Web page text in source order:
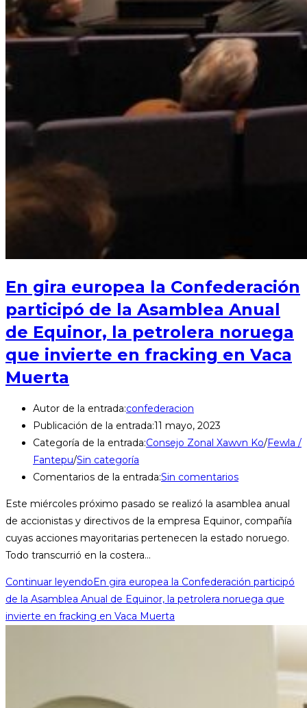
En gira europea la Confederación
participó de la Asamblea Anual
de Equinor, la petrolera noruega
que invierte en fracking en Vaca
Muerta
Autor de la entrada:confederacion
Publicación de la entrada:11 mayo, 2023
Categoría de la entrada:Consejo Zonal Xawvn Ko/Fewla /
Fantepu/Sin categoría
Comentarios de la entrada:Sin comentarios
Este miércoles próximo pasado se realizó la asamblea anual
de accionistas y directivos de la empresa Equinor, compañía
cuyas acciones mayoritarias pertenecen la estado noruego.
Todo transcurrió en la costera…
Continuar leyendoEn gira europea la Confederación participó
de la Asamblea Anual de Equinor, la petrolera noruega que
invierte en fracking en Vaca Muerta